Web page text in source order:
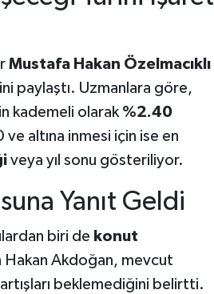
Mustafa Hakan Özelmacıklı
paylaştı. Uzmanlara göre,
kademeli olarak %2.40
altına inmesi için ise en
veya yıl sonu gösteriliyor.
Yanıt Geldi
biri de konut
Hakan Akdoğan, mevcut
beklemediğini belirtti.